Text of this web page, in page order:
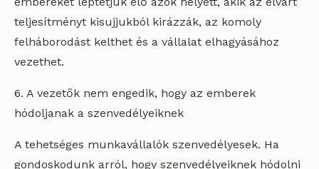
teljesítményt kisujjukból kirázzák, az komoly
felháborodást kelthet és a vállalat elhagyásához
vezethet.
6. A vezetők nem engedik, hogy az emberek
hódoljanak a szenvedélyeiknek
A tehetséges munkavállalók szenvedélyesek. Ha
gondoskodunk arról, hogy szenvedélyeiknek hódolni